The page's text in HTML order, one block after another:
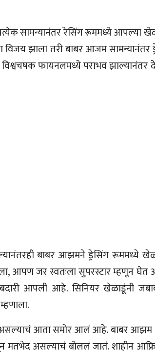
सामन्यानंतर रेसिंग रूममध्ये आपल्या
झाला तरी बाबर आजम सामन्यानंतर
फायनलमध्ये पराभव झाल्यानंतर
बाबर आझमने ड्रेसिंग रूममध्ये
आपण जर स्वतःला सुपरस्टार म्हणून
आपली आहे. सिनियर खेळाडूंनी
असल्याचं आता समोर आलं आहे. बाबर
मतभेद असल्याचं बोललं जातं. शाहीन